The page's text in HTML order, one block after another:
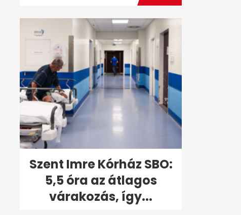
Szent Imre Kórház SBO:
5,5 óra az átlagos
várakozás, így...